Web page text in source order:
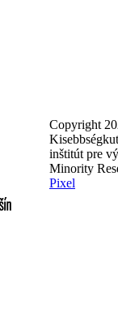
Copyright
inštitút pre
Minority
Pixel